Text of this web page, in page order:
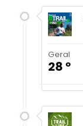
Geral
28 º